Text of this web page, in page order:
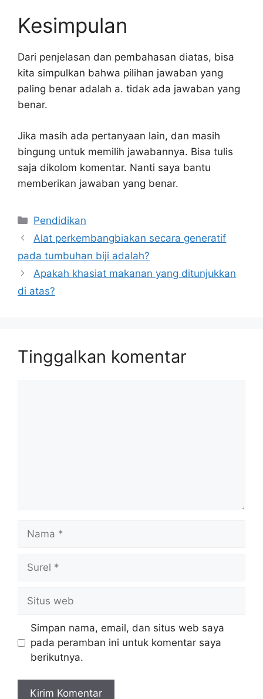
Kesimpulan
Dari penjelasan dan pembahasan diatas, bisa
kita simpulkan bahwa pilihan jawaban yang
paling benar adalah a. tidak ada jawaban yang
benar.
Jika masih ada pertanyaan lain, dan masih
bingung untuk memilih jawabannya. Bisa tulis
saja dikolom komentar. Nanti saya bantu
memberikan jawaban yang benar.
Kategori
Pendidikan
Alat perkembangbiakan secara generatif
pada tumbuhan biji adalah?
Apakah khasiat makanan yang ditunjukkan
di atas?
Tinggalkan komentar
web
Simpan nama, email, dan situs web saya
pada peramban ini untuk komentar saya
berikutnya.